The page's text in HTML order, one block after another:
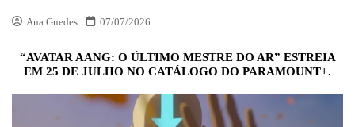
Ana Guedes 07/07/2026
“AVATAR AANG: O ÚLTIMO MESTRE DO AR” ESTREIA
EM 25 DE JULHO NO CATÁLOGO DO PARAMOUNT+.